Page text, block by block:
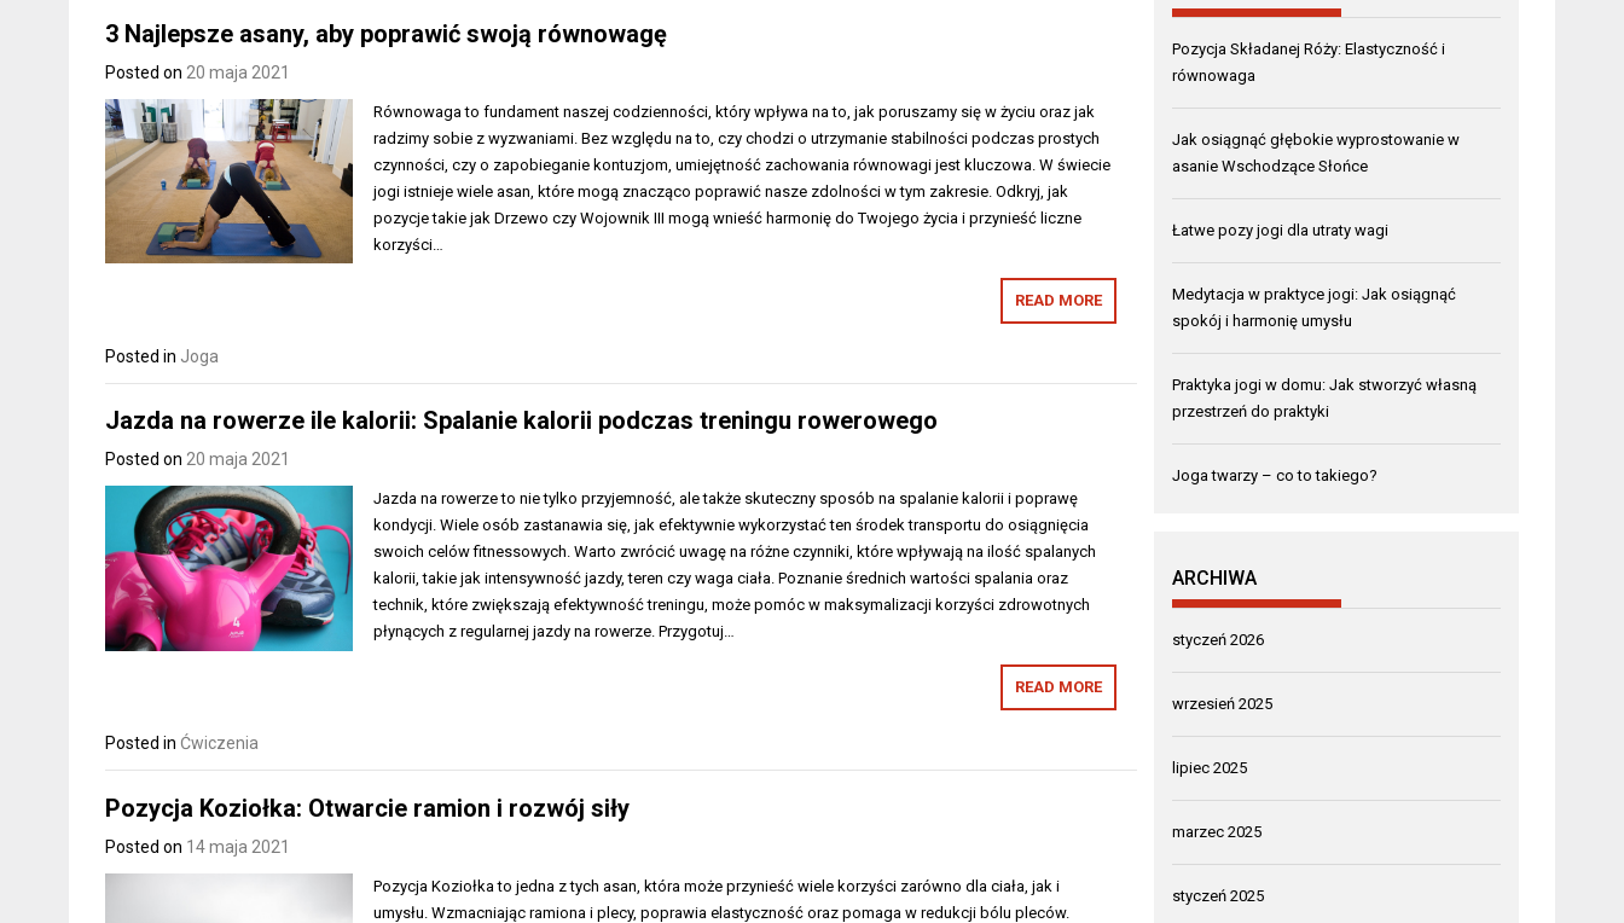
3 Najlepsze asany, aby poprawić swoją równowagę
Posted on 20 maja 2021
Równowaga to fundament naszej codzienności, który wpływa na to, jak poruszamy się w życiu oraz jak
radzimy sobie z wyzwaniami. Bez względu na to, czy chodzi o utrzymanie stabilności podczas prostych
czynności, czy o zapobieganie kontuzjom, umiejętność zachowania równowagi jest kluczowa. W świecie
jogi istnieje wiele asan, które mogą znacząco poprawić nasze zdolności w tym zakresie. Odkryj, jak
pozycje takie jak Drzewo czy Wojownik III mogą wnieść harmonię do Twojego życia i przynieść liczne
korzyści…
READ MORE
Posted in Joga
Jazda na rowerze ile kalorii: Spalanie kalorii podczas treningu rowerowego
Posted on 20 maja 2021
Jazda na rowerze to nie tylko przyjemność, ale także skuteczny sposób na spalanie kalorii i poprawę
kondycji. Wiele osób zastanawia się, jak efektywnie wykorzystać ten środek transportu do osiągnięcia
swoich celów fitnessowych. Warto zwrócić uwagę na różne czynniki, które wpływają na ilość spalanych
kalorii, takie jak intensywność jazdy, teren czy waga ciała. Poznanie średnich wartości spalania oraz
technik, które zwiększają efektywność treningu, może pomóc w maksymalizacji korzyści zdrowotnych
płynących z regularnej jazdy na rowerze. Przygotuj…
READ MORE
Posted in Ćwiczenia
Pozycja Koziołka: Otwarcie ramion i rozwój siły
Posted on 14 maja 2021
Pozycja Koziołka to jedna z tych asan, która może przynieść wiele korzyści zarówno dla ciała, jak i
umysłu. Wzmacniając ramiona i plecy, poprawia elastyczność oraz pomaga w redukcji bólu pleców.
Pozycja Składanej Róży: Elastyczność i
równowaga
Jak osiągnąć głębokie wyprostowanie w
asanie Wschodzące Słońce
Łatwe pozy jogi dla utraty wagi
Medytacja w praktyce jogi: Jak osiągnąć
spokój i harmonię umysłu
Praktyka jogi w domu: Jak stworzyć własną
przestrzeń do praktyki
Joga twarzy – co to takiego?
ARCHIWA
styczeń 2026
wrzesień 2025
lipiec 2025
marzec 2025
styczeń 2025